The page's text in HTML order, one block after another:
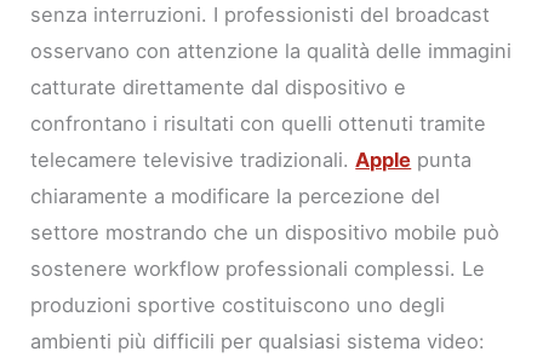
senza interruzioni. I professionisti del broadcast
osservano con attenzione la qualità delle immagini
catturate direttamente dal dispositivo e
confrontano i risultati con quelli ottenuti tramite
telecamere televisive tradizionali.Apple punta
chiaramente a modificare la percezione del
settore mostrando che un dispositivo mobile può
sostenere workflow professionali complessi. Le
produzioni sportive costituiscono uno degli
ambienti più difficili per qualsiasi sistema video: